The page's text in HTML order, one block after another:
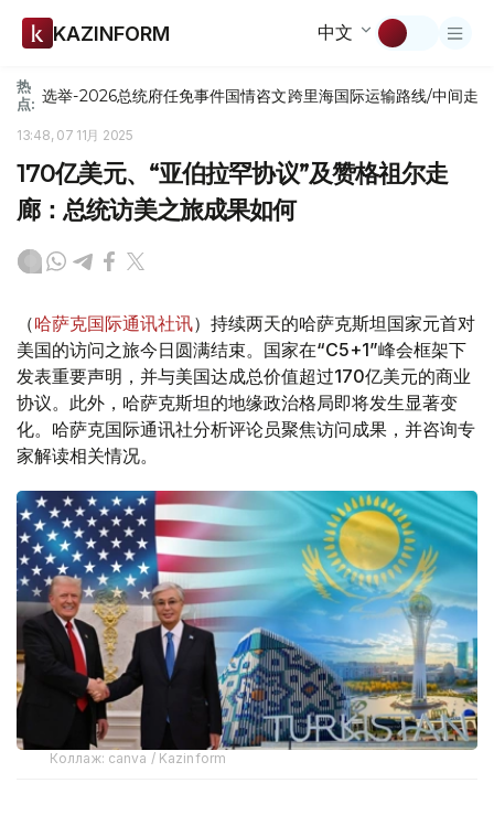
KAZINFORM 中文
热
点: 选举-2026总统府任免事件国情咨文跨里海国际运输路线/中间走廊
13:48, 07 11月 2025
170亿美元、“亚伯拉罕协议”及赞格祖尔走
廊：总统访美之旅成果如何
（哈萨克国际通讯社讯）持续两天的哈萨克斯坦国家元首对
美国的访问之旅今日圆满结束。国家在“C5+1”峰会框架下
发表重要声明，并与美国达成总价值超过170亿美元的商业
协议。此外，哈萨克斯坦的地缘政治格局即将发生显著变
化。哈萨克国际通讯社分析评论员聚焦访问成果，并咨询专
家解读相关情况。
Коллаж: canva / Kazinform